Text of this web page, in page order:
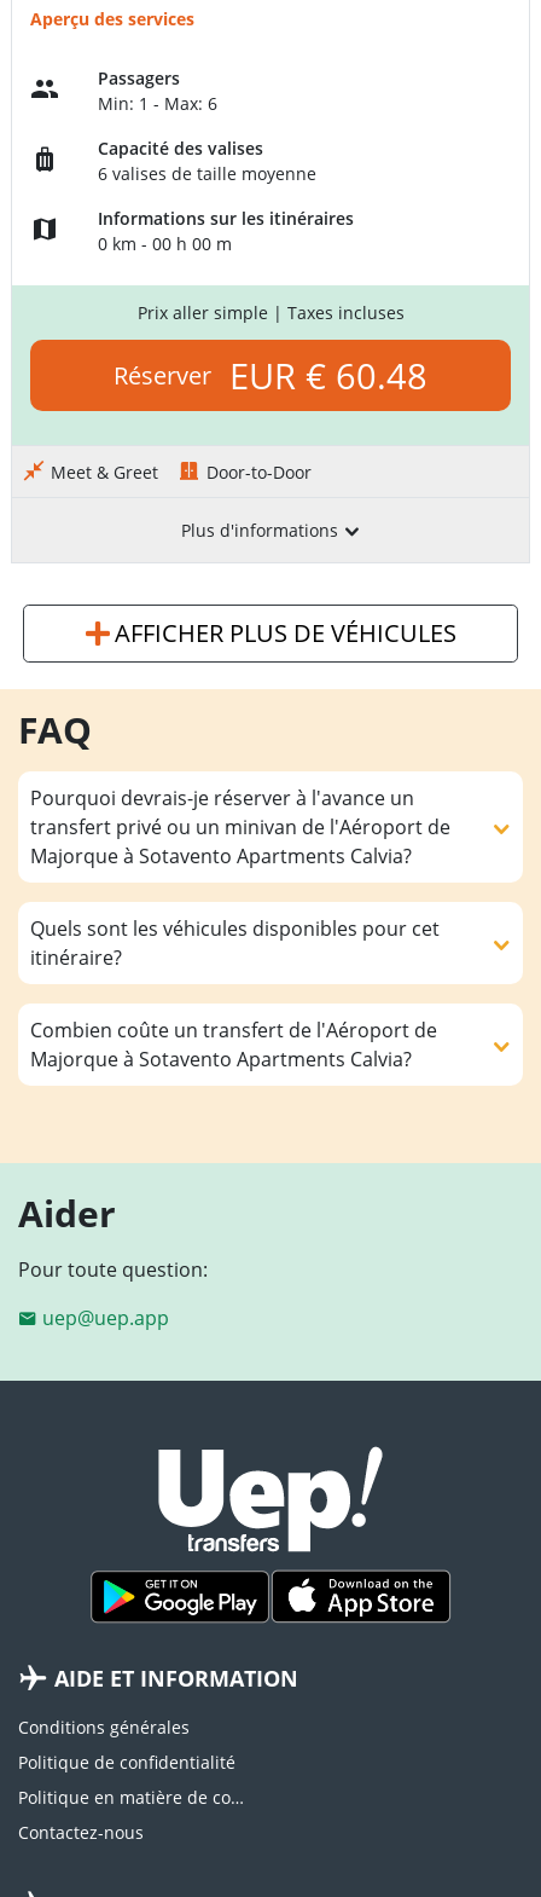
Aperçu des services
Passagers
Min: 1 - Max: 6
Capacité des valises
6 valises de taille moyenne
Informations sur les itinéraires
0 km - 00 h 00 m
Prix aller simple | Taxes incluses
Réserver EUR € 60.48
Meet & Greet Door-to-Door
Plus d'informations
AFFICHER PLUS DE VÉHICULES
FAQ
Pourquoi devrais-je réserver à l'avance un
transfert privé ou un minivan de l'Aéroport de
Majorque à Sotavento Apartments Calvia?
Quels sont les véhicules disponibles pour cet
itinéraire?
Combien coûte un transfert de l'Aéroport de
Majorque à Sotavento Apartments Calvia?
Aider
Pour toute question:
uep@uep.app
AIDE ET INFORMATION
Conditions générales
Politique de confidentialité
Politique en matière de cookies
Contactez-nous